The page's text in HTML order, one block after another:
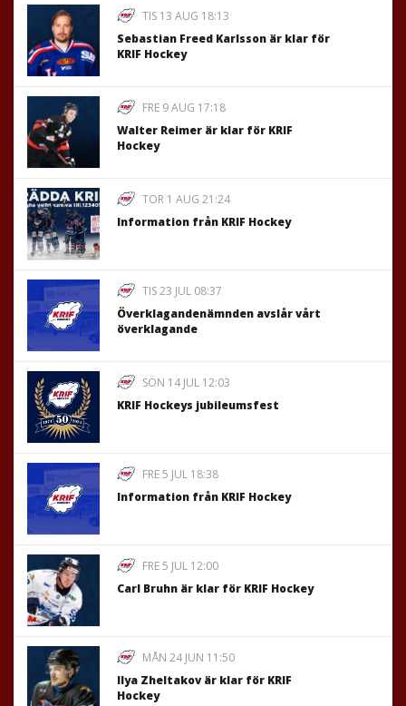
TIS 13 AUG 18:13
Sebastian Freed Karlsson är klar för
KRIF Hockey
FRE 9 AUG 17:18
Walter Reimer är klar för KRIF
Hockey
TOR 1 AUG 21:24
Information från KRIF Hockey
TIS 23 JUL 08:37
Överklagandenämnden avslår vårt
överklagande
SÖN 14 JUL 12:03
KRIF Hockeys jubileumsfest
FRE 5 JUL 18:38
Information från KRIF Hockey
FRE 5 JUL 12:00
Carl Bruhn är klar för KRIF Hockey
MÅN 24 JUN 11:50
Ilya Zheltakov är klar för KRIF
Hockey